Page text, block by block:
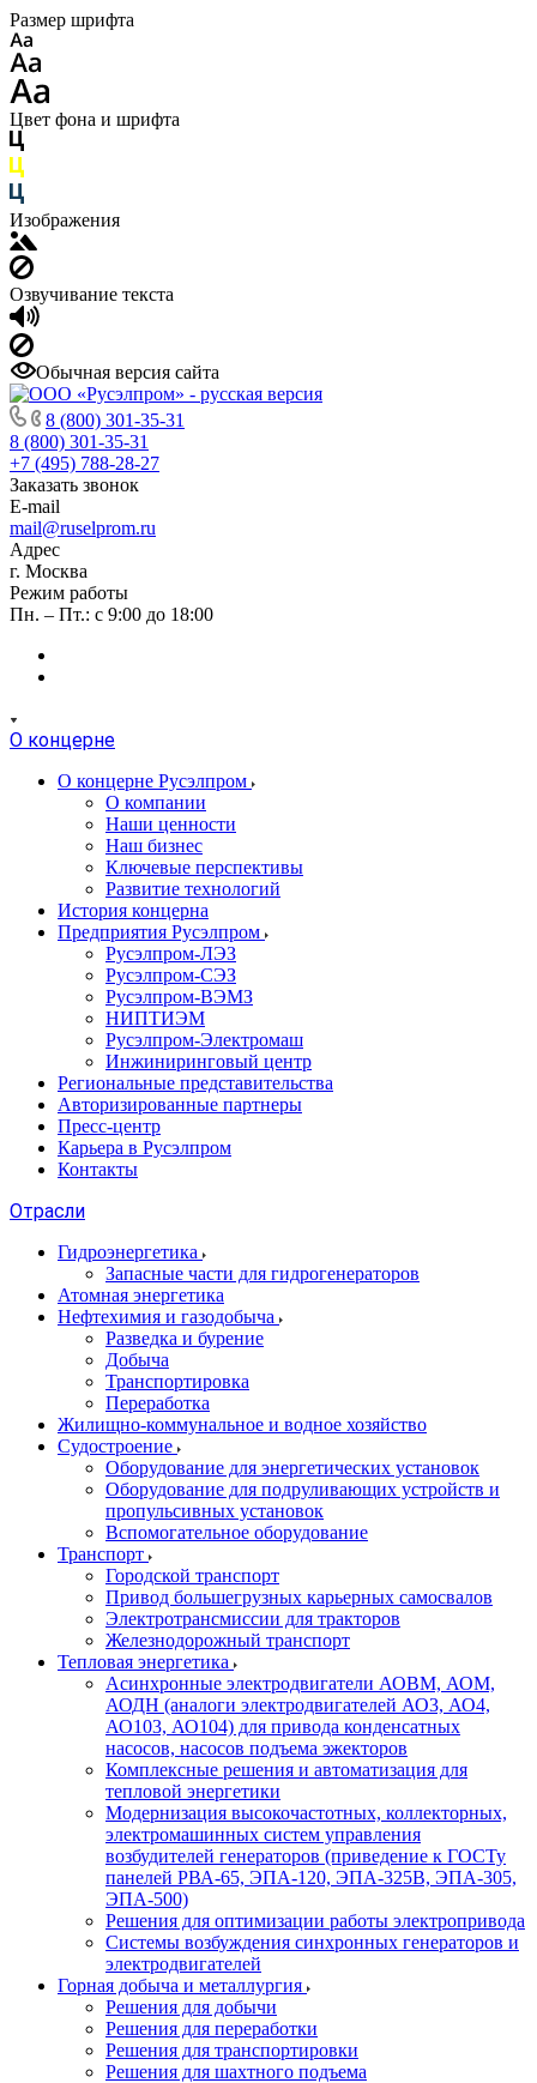
Размер шрифта
Цвет фона и шрифта
Изображения
Озвучивание текста
Обычная версия сайта
8 (800) 301-35-31
8 (800) 301-35-31
+7 (495) 788-28-27
Заказать звонок
E-mail
mail@ruselprom.ru
Адрес
г. Москва
Режим работы
Пн. – Пт.: с 9:00 до 18:00
О концерне
О концерне Русэлпром
О компании
Наши ценности
Наш бизнес
Ключевые перспективы
Развитие технологий
История концерна
Предприятия Русэлпром
Русэлпром-ЛЭЗ
Русэлпром-СЭЗ
Русэлпром-ВЭМЗ
НИПТИЭМ
Русэлпром-Электромаш
Инжиниринговый центр
Региональные представительства
Авторизированные партнеры
Пресс-центр
Карьера в Русэлпром
Контакты
Отрасли
Гидроэнергетика
Запасные части для гидрогенераторов
Атомная энергетика
Нефтехимия и газодобыча
Разведка и бурение
Добыча
Транспортировка
Переработка
Жилищно-коммунальное и водное хозяйство
Судостроение
Оборудование для энергетических установок
Оборудование для подруливающих устройств и
пропульсивных установок
Вспомогательное оборудование
Транспорт
Городской транспорт
Привод большегрузных карьерных самосвалов
Электротрансмиссии для тракторов
Железнодорожный транспорт
Тепловая энергетика
Асинхронные электродвигатели АОВМ, АОМ,
АОДН (аналоги электродвигателей АО3, АО4,
АО103, АО104) для привода конденсатных
насосов, насосов подъема эжекторов
Комплексные решения и автоматизация для
тепловой энергетики
Модернизация высокочастотных, коллекторных,
электромашинных систем управления
возбудителей генераторов (приведение к ГОСТу
панелей РВА-65, ЭПА-120, ЭПА-325В, ЭПА-305,
ЭПА-500)
Решения для оптимизации работы электропривода
Системы возбуждения синхронных генераторов и
электродвигателей
Горная добыча и металлургия
Решения для добычи
Решения для переработки
Решения для транспортировки
Решения для шахтного подъема